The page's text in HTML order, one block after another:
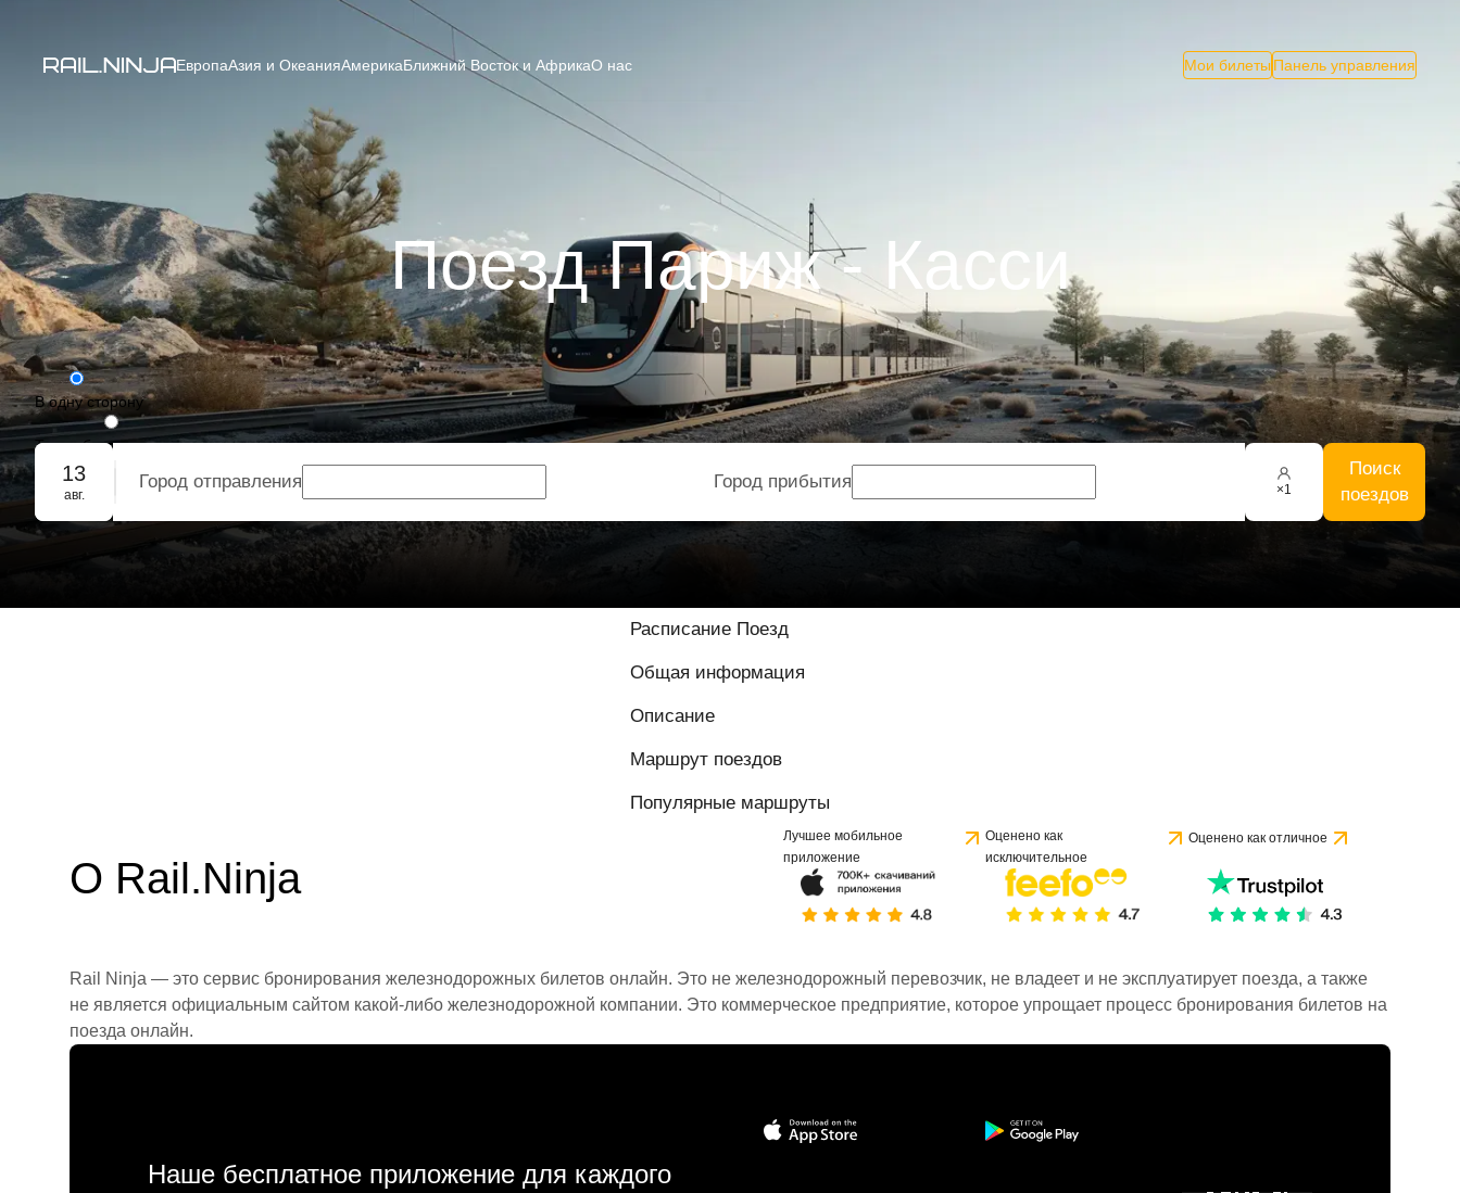
ЕвропаАзия и ОкеанияАмерикаБлижний Восток и АфрикаО нас Мои билеты Панель управления
Поезд Париж - Касси
В одну сторону
Туда-обратно
Групповое бронирование
13
авг.
Город отправления Город прибытия ×1
Поиск
поездов
Расписание Поезд
Общая информация
Описание
Маршрут поездов
Популярные маршруты
О Rail.Ninja
Лучшее мобильное
приложение
Оценено как
исключительное
Оценено как отличное
Rail Ninja — это сервис бронирования железнодорожных билетов онлайн. Это не железнодорожный перевозчик, не владеет и не эксплуатирует поезда, а также
не является официальным сайтом какой-либо железнодорожной компании. Это коммерческое предприятие, которое упрощает процесс бронирования билетов на
поезда онлайн.
Наше бесплатное приложение для каждого